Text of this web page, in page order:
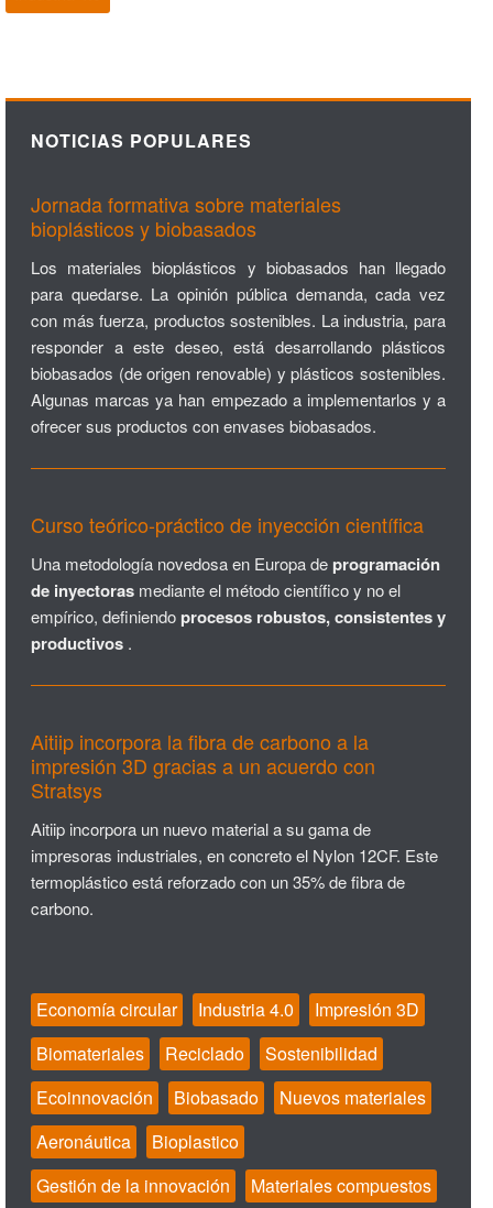
NOTICIAS POPULARES
Jornada formativa sobre materiales
bioplásticos y biobasados
Los materiales bioplásticos y biobasados han llegado
para quedarse. La opinión pública demanda, cada vez
con más fuerza, productos sostenibles. La industria, para
responder a este deseo, está desarrollando plásticos
biobasados (de origen renovable) y plásticos sostenibles.
Algunas marcas ya han empezado a implementarlos y a
ofrecer sus productos con envases biobasados.
Curso teórico-práctico de inyección científica
Una metodología novedosa en Europa deprogramación
de inyectoras mediante el método científico y no el
empírico, definiendoprocesos robustos, consistentes y
productivos .
Aitiip incorpora la fibra de carbono a la
impresión 3D gracias a un acuerdo con
Stratsys
Aitiip incorpora un nuevo material a su gama de
impresoras industriales, en concreto el Nylon 12CF. Este
termoplástico está reforzado con un 35% de fibra de
carbono.
Economía circular Industria 4.0
Impresión 3D
Biomateriales
Reciclado
Sostenibilidad
Ecoinnovación
Biobasado
Nuevos materiales
Aeronáutica
Bioplastico
Gestión de la innovación
Materiales compuestos